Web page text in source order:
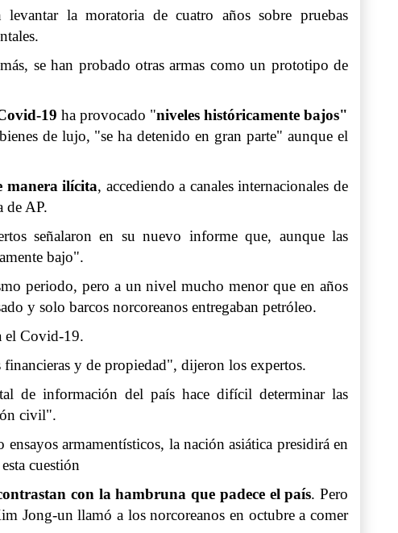
la moratoria de cuatro años sobre pruebas
se han probado otras armas como un prototipo de
19 ha provocado "niveles históricamente bajos"
de lujo, "se ha detenido en gran parte" aunque el
manera ilícita, accediendo a canales internacionales de
de AP.
señalaron en su nuevo informe que, aunque las
bajo".
periodo, pero a un nivel mucho menor que en años
y solo barcos norcoreanos entregaban petróleo.
el Covid-19.
y de propiedad", dijeron los expertos.
de información del país hace difícil determinar las
civil".
ensayos armamentísticos, la nación asiática presidirá en
cuestión
con la hambruna que padece el país. Pero
Jong-un llamó a los norcoreanos en octubre a comer